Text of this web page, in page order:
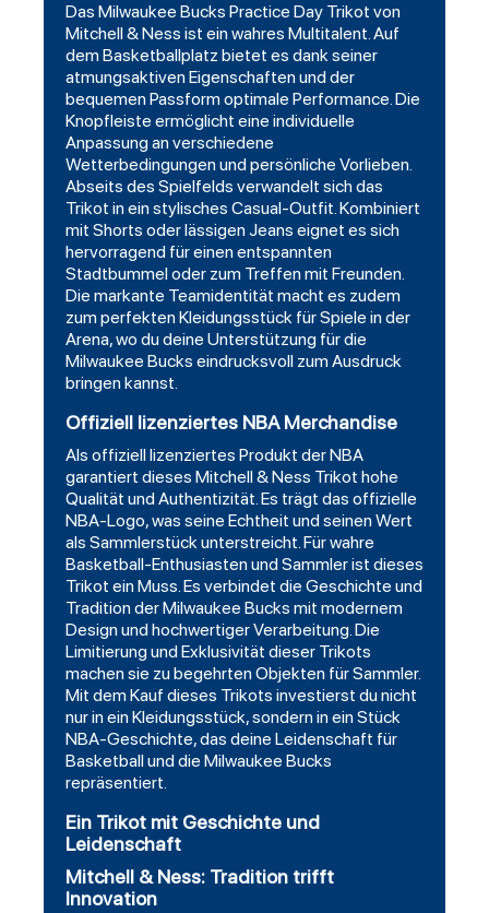
Das Milwaukee Bucks Practice Day Trikot von
Mitchell & Ness ist ein wahres Multitalent. Auf
dem Basketballplatz bietet es dank seiner
atmungsaktiven Eigenschaften und der
bequemen Passform optimale Performance. Die
Knopfleiste ermöglicht eine individuelle
Anpassung an verschiedene
Wetterbedingungen und persönliche Vorlieben.
Abseits des Spielfelds verwandelt sich das
Trikot in ein stylisches Casual-Outfit. Kombiniert
mit Shorts oder lässigen Jeans eignet es sich
hervorragend für einen entspannten
Stadtbummel oder zum Treffen mit Freunden.
Die markante Teamidentität macht es zudem
zum perfekten Kleidungsstück für Spiele in der
Arena, wo du deine Unterstützung für die
Milwaukee Bucks eindrucksvoll zum Ausdruck
bringen kannst.
Offiziell lizenziertes NBA Merchandise
Als offiziell lizenziertes Produkt der NBA
garantiert dieses Mitchell & Ness Trikot hohe
Qualität und Authentizität. Es trägt das offizielle
NBA-Logo, was seine Echtheit und seinen Wert
als Sammlerstück unterstreicht. Für wahre
Basketball-Enthusiasten und Sammler ist dieses
Trikot ein Muss. Es verbindet die Geschichte und
Tradition der Milwaukee Bucks mit modernem
Design und hochwertiger Verarbeitung. Die
Limitierung und Exklusivität dieser Trikots
machen sie zu begehrten Objekten für Sammler.
Mit dem Kauf dieses Trikots investierst du nicht
nur in ein Kleidungsstück, sondern in ein Stück
NBA-Geschichte, das deine Leidenschaft für
Basketball und die Milwaukee Bucks
repräsentiert.
Ein Trikot mit Geschichte und
Leidenschaft
Mitchell & Ness: Tradition trifft
Innovation